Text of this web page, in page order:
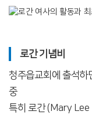
로간 기념비
청주읍교회에 출석하
중
특히 로간 (Mary